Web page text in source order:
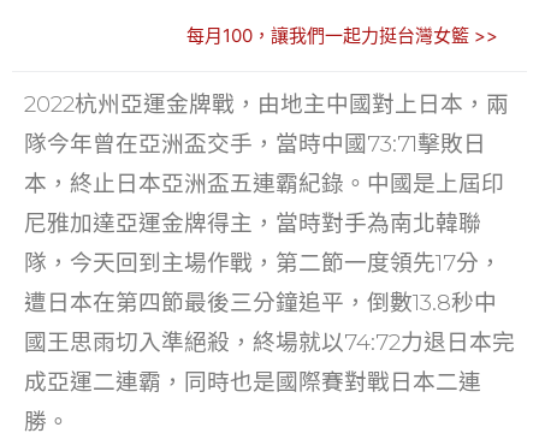
e
b
o
o
k
itt
er
ai
l
C
h
at
k
e
dI
n
每月100，讓我們一起力挺台灣女籃 >>
2022杭州亞運金牌戰，由地主中國對上日本，兩
隊今年曾在亞洲盃交手，當時中國73:71擊敗日
本，終止日本亞洲盃五連霸紀錄。中國是上屆印
尼雅加達亞運金牌得主，當時對手為南北韓聯
隊，今天回到主場作戰，第二節一度領先17分，
遭日本在第四節最後三分鐘追平，倒數13.8秒中
國王思雨切入準絕殺，終場就以74:72力退日本完
成亞運二連霸，同時也是國際賽對戰日本二連
勝。